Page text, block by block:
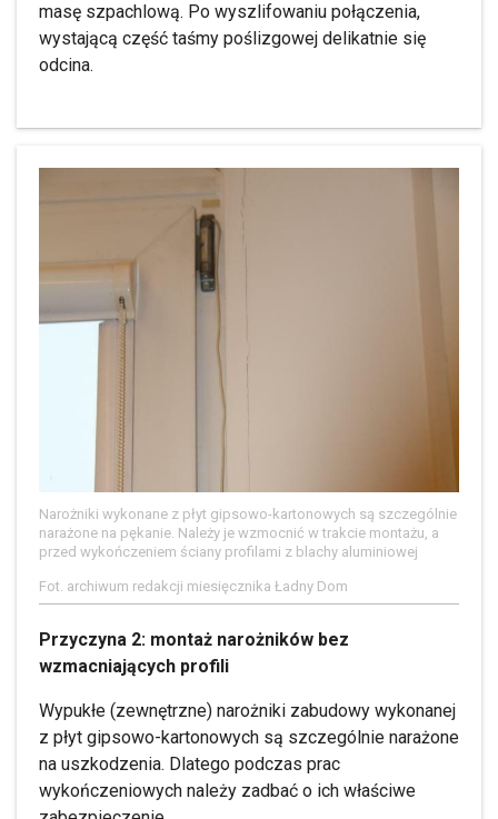
masę szpachlową. Po wyszlifowaniu połączenia,
wystającą część taśmy poślizgowej delikatnie się
odcina.
Narożniki wykonane z płyt gipsowo-kartonowych są szczególnie
narażone na pękanie. Należy je wzmocnić w trakcie montażu, a
przed wykończeniem ściany profilami z blachy aluminiowej
Fot. archiwum redakcji miesięcznika Ładny Dom
Przyczyna 2: montaż narożników bez
wzmacniających profili
Wypukłe (zewnętrzne) narożniki zabudowy wykonanej
z płyt gipsowo-kartonowych są szczególnie narażone
na uszkodzenia. Dlatego podczas prac
wykończeniowych należy zadbać o ich właściwe